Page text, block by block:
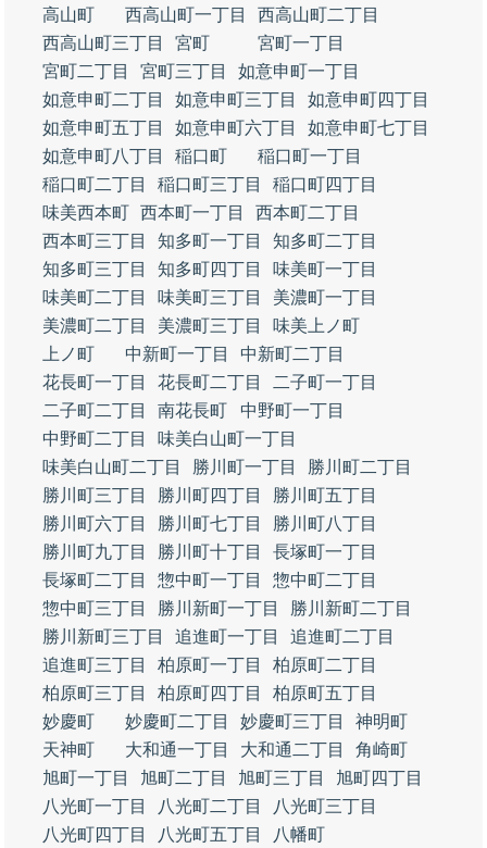
高山町 西高山町一丁目
西高山町二丁目
西高山町三丁目
宮町
宮町一丁目
宮町二丁目
宮町三丁目
如意申町一丁目
如意申町二丁目
如意申町三丁目
如意申町四丁目
如意申町五丁目
如意申町六丁目
如意申町七丁目
如意申町八丁目
稲口町
稲口町一丁目
稲口町二丁目
稲口町三丁目
稲口町四丁目
味美西本町 西本町一丁目
西本町二丁目
西本町三丁目
知多町一丁目
知多町二丁目
知多町三丁目
知多町四丁目
味美町一丁目
味美町二丁目
味美町三丁目
美濃町一丁目
美濃町二丁目
美濃町三丁目
味美上ノ町
上ノ町
中新町一丁目
中新町二丁目
花長町一丁目
花長町二丁目
二子町一丁目
二子町二丁目
南花長町
中野町一丁目
中野町二丁目
味美白山町一丁目
味美白山町二丁目
勝川町一丁目
勝川町二丁目
勝川町三丁目
勝川町四丁目
勝川町五丁目
勝川町六丁目
勝川町七丁目
勝川町八丁目
勝川町九丁目
勝川町十丁目
長塚町一丁目
長塚町二丁目
惣中町一丁目
惣中町二丁目
惣中町三丁目
勝川新町一丁目
勝川新町二丁目
勝川新町三丁目
追進町一丁目
追進町二丁目
追進町三丁目
柏原町一丁目
柏原町二丁目
柏原町三丁目
柏原町四丁目
柏原町五丁目
妙慶町
妙慶町二丁目 妙慶町三丁目
神明町
天神町
大和通一丁目 大和通二丁目
角崎町
旭町一丁目
旭町二丁目 旭町三丁目
旭町四丁目
八光町一丁目
八光町二丁目
八光町三丁目
八光町四丁目
八光町五丁目
八幡町